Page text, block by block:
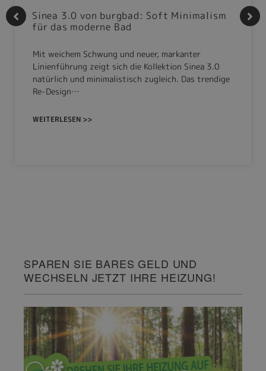
Sinea 3.0 von burgbad: Soft Minimalism
für das moderne Bad
Mit weichem Schwung und neuer, markanter
Linienführung zeigt sich die Kollektion Sinea 3.0
natürlich und minimalistisch zugleich. Das trendige
Re-Design…
WEITERLESEN >>
SPAREN SIE BARES GELD UND
WECHSELN JETZT IHRE HEIZUNG!